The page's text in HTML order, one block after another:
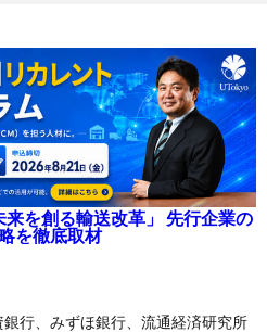
を創る輸送改革」 先行企業の
を徹底取材
行、みずほ銀行、流通経済研究所